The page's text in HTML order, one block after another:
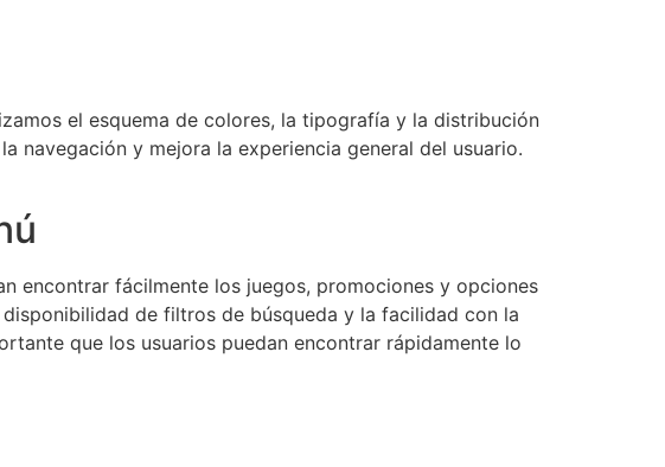
el esquema de colores, la tipografía y la distribución
navegación y mejora la experiencia general del usuario.
encontrar fácilmente los juegos, promociones y opciones
de filtros de búsqueda y la facilidad con la
que los usuarios puedan encontrar rápidamente lo